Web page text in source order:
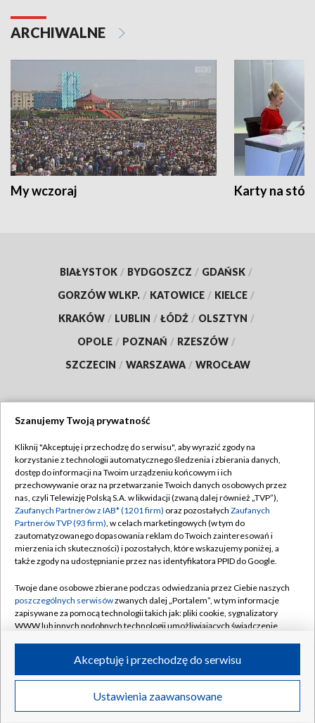
ARCHIWALNE
My wczoraj Karty na
BIAŁYSTOK / BYDGOSZCZ / GDAŃSK /
GORZÓW WLKP. / KATOWICE / KIELCE /
KRAKÓW / LUBLIN / ŁÓDŹ / OLSZTYN /
OPOLE / POZNAŃ / RZESZÓW /
SZCZECIN / WARSZAWA / WROCŁAW
TVP
Abonament TVP
Emisja w TVP
Centrum informacji TVP
Naziemna Telewizja Cyfrowa
Rada Programowa
System NOS
Informacje o nadawcy
Program dla prasy
Ogłoszenie przetargowe
Regulamin TVP
Polityka prywatności
Moje zgody
Pomoc
Kontakt
Kanały
©2026 Telewizja Polska S.A. w likwidacji
Szanujemy Twoją prywatność
Kliknij "Akceptuję i przechodzę do serwisu", aby wyrazić zgody na
korzystanie z technologii automatycznego śledzenia i zbierania danych,
dostęp do informacji na Twoim urządzeniu końcowym i ich
przechowywanie oraz na przetwarzanie Twoich danych osobowych przez
nas, czyli Telewizję Polską S.A. w likwidacji (zwaną dalej również „TVP”),
Zaufanych Partnerów z IAB* (1201 firm) oraz pozostałych Zaufanych
Partnerów TVP (93 firm), w celach marketingowych (w tym do
zautomatyzowanego dopasowania reklam do Twoich zainteresowań i
mierzenia ich skuteczności) i pozostałych, które wskazujemy poniżej, a
także zgody na udostępnianie przez nas identyfikatora PPID do Google.
Twoje dane osobowe zbierane podczas odwiedzania przez Ciebie naszych
poszczególnych serwisówzwanych dalej „Portalem”, w tym informacje
zapisywane za pomocą technologii takich jak: pliki cookie, sygnalizatory
WWW lub innych podobnych technologii umożliwiających świadczenie
ruchu w Internecie.
Twoje dane osobowe zbierane podczas odwiedzania przez Ciebie
poszczególnych serwisówna Portalu, takie jak adresy IP, identyfikatory
Ustawienia zaawansowane
Akceptuję i przechodzę do serwisu